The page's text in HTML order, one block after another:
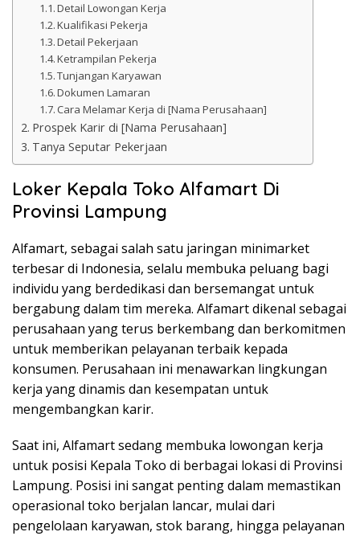
Detail Lowongan Kerja
Kualifikasi Pekerja
Detail Pekerjaan
Ketrampilan Pekerja
Tunjangan Karyawan
Dokumen Lamaran
Cara Melamar Kerja di [Nama Perusahaan]
Prospek Karir di [Nama Perusahaan]
Tanya Seputar Pekerjaan
Loker Kepala Toko Alfamart Di
Provinsi Lampung
Alfamart, sebagai salah satu jaringan minimarket
terbesar di Indonesia, selalu membuka peluang bagi
individu yang berdedikasi dan bersemangat untuk
bergabung dalam tim mereka. Alfamart dikenal sebagai
perusahaan yang terus berkembang dan berkomitmen
untuk memberikan pelayanan terbaik kepada
konsumen. Perusahaan ini menawarkan lingkungan
kerja yang dinamis dan kesempatan untuk
mengembangkan karir.
Saat ini, Alfamart sedang membuka lowongan kerja
untuk posisi Kepala Toko di berbagai lokasi di Provinsi
Lampung. Posisi ini sangat penting dalam memastikan
operasional toko berjalan lancar, mulai dari
pengelolaan karyawan, stok barang, hingga pelayanan